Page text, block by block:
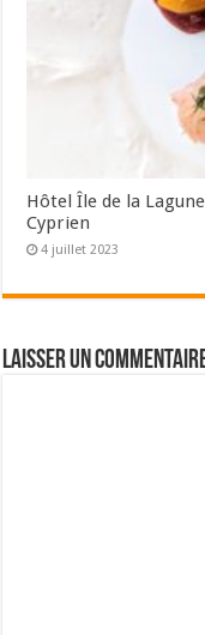
Hôtel Île de la
Cyprien
4 juillet 2023
Laisser un